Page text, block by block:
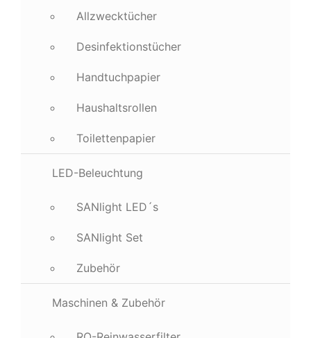
Allzwecktücher
Desinfektionstücher
Handtuchpapier
Haushaltsrollen
Toilettenpapier
LED-Beleuchtung
SANlight LED´s
SANlight Set
Zubehör
Maschinen & Zubehör